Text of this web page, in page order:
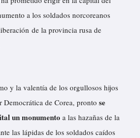
a los soldados norcoreanos
de la provincia rusa de
y la valentía de los orgullosos hijos
Democrática de Corea, pronto se
un monumento a las hazañas de la
las lápidas de los soldados caídos